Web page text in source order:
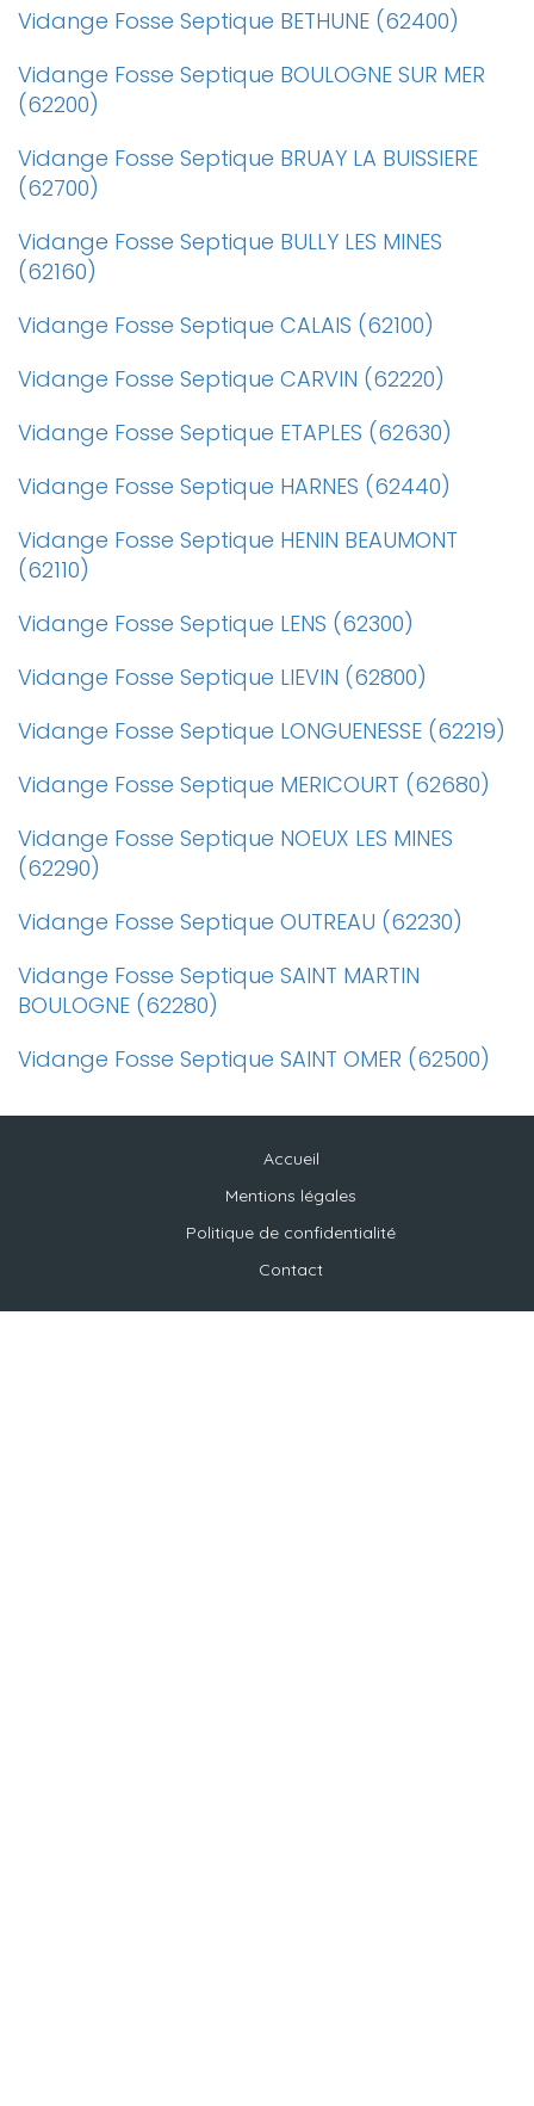
Vidange Fosse Septique BETHUNE (62400)
Vidange Fosse Septique BOULOGNE SUR MER
(62200)
Vidange Fosse Septique BRUAY LA BUISSIERE
(62700)
Vidange Fosse Septique BULLY LES MINES
(62160)
Vidange Fosse Septique CALAIS (62100)
Vidange Fosse Septique CARVIN (62220)
Vidange Fosse Septique ETAPLES (62630)
Vidange Fosse Septique HARNES (62440)
Vidange Fosse Septique HENIN BEAUMONT
(62110)
Vidange Fosse Septique LENS (62300)
Vidange Fosse Septique LIEVIN (62800)
Vidange Fosse Septique LONGUENESSE (62219)
Vidange Fosse Septique MERICOURT (62680)
Vidange Fosse Septique NOEUX LES MINES
(62290)
Vidange Fosse Septique OUTREAU (62230)
Vidange Fosse Septique SAINT MARTIN
BOULOGNE (62280)
Vidange Fosse Septique SAINT OMER (62500)
Accueil
Mentions légales
Politique de confidentialité
Contact